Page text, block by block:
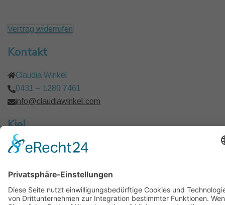
Vertrag widerrufen
Kontakt
Claudia Winkel
0431 – 1280 7461
info@claudiawinkel.com
Kiel
Frankfurt I Berlin I Hamburg I Köln I München